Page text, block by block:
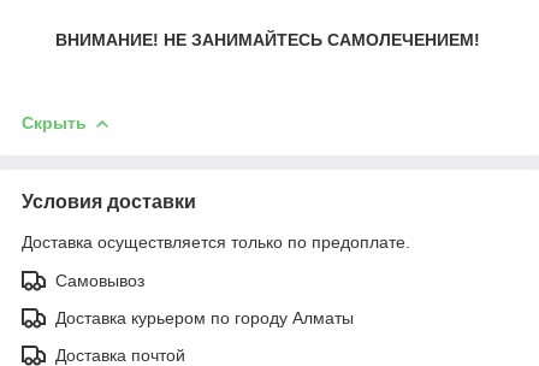
ВНИМАНИЕ! НЕ ЗАНИМАЙТЕСЬ САМОЛЕЧЕНИЕМ!
Скрыть
Условия доставки
Доставка осуществляется только по предоплате.
Самовывоз
Доставка курьером по городу Алматы
Доставка почтой